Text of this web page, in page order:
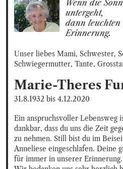
Wenn die
untergeht,
dann leuchten
Erinnerung.
Unser liebes Mami, Schwester,
Schwiegermutter, Tante,
Marie-Theres
31.8.1932 bis 4.12.2020
Ein anspruchsvoller Lebensweg
dankbar, dass du uns die Zeit
zu nehmen. Still bist du im
Anneliese eingeschlafen. Deine
für immer in unserer Erinnerung.